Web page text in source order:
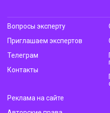
Вопросы эксперту
Приглашаем экспертов
Телеграм
Контакты
Реклама на сайте